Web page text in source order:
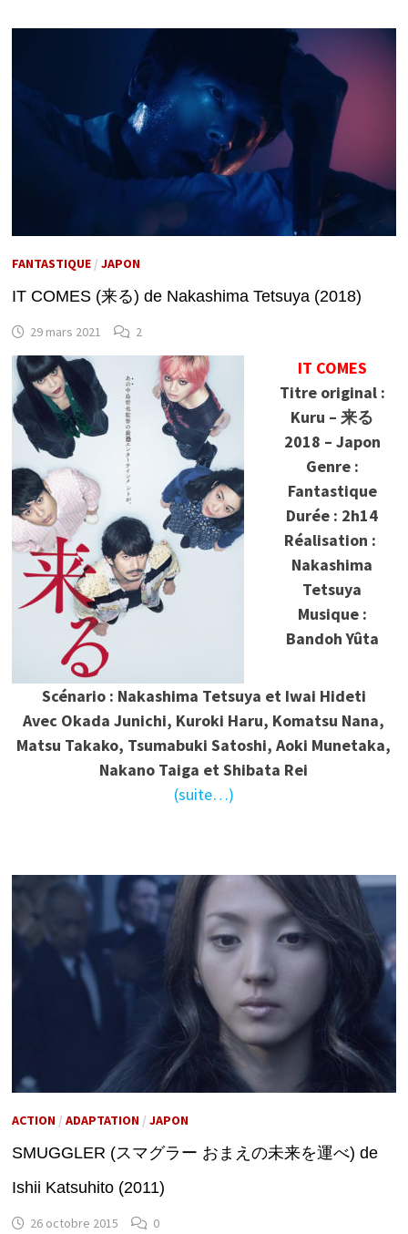
FANTASTIQUE/ JAPON
IT COMES (来る) de Nakashima Tetsuya (2018)
29 mars 2021 2
IT COMES
Titre original :
Kuru – 来る
2018 – Japon
Genre :
Fantastique
Durée : 2h14
Réalisation :
Nakashima
Tetsuya
Musique :
Bandoh Yûta
Scénario : Nakashima Tetsuya et Iwai Hideti
Avec Okada Junichi, Kuroki Haru, Komatsu Nana,
Matsu Takako, Tsumabuki Satoshi, Aoki Munetaka,
Nakano Taiga et Shibata Rei
(suite…)
ACTION/ ADAPTATION/ JAPON
SMUGGLER (スマグラー おまえの未来を運べ) de
Ishii Katsuhito (2011)
26 octobre 2015 0